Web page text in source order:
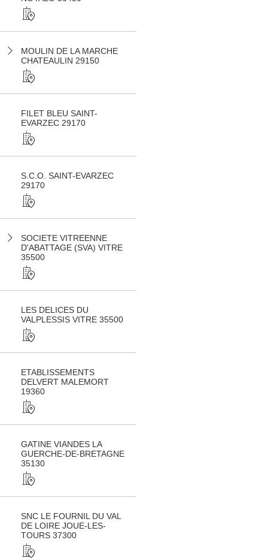
MOULIN DE LA MARCHE
CHATEAULIN 29150
FILET BLEU SAINT-
EVARZEC 29170
S.C.O. SAINT-EVARZEC
29170
SOCIETE VITREENNE
D'ABATTAGE (SVA) VITRE
35500
LES DELICES DU
VALPLESSIS VITRE 35500
ETABLISSEMENTS
DELVERT MALEMORT
19360
GATINE VIANDES LA
GUERCHE-DE-BRETAGNE
35130
SNC LE FOURNIL DU VAL
DE LOIRE JOUE-LES-
TOURS 37300